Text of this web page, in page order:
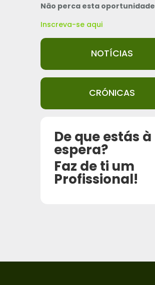
Não perca esta oportunidade
Inscreva-se aqui
NOTÍCIAS
CRÓNICAS
De que estás à
espera?
Faz de ti um
Profissional!